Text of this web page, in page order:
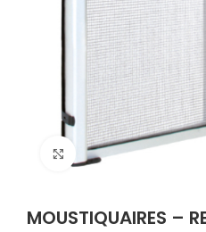
Click to enlarge
MOUSTIQUAIRES –